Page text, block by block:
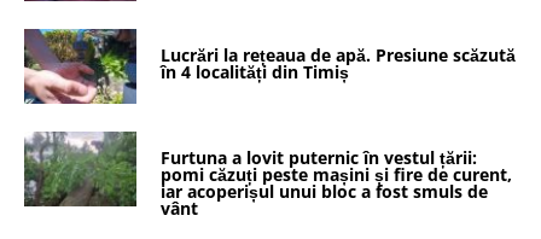
Lucrări la rețeaua de apă. Presiune scăzută
în 4 localități din Timiș
Furtuna a lovit puternic în vestul țării:
pomi căzuți peste mașini și fire de curent,
iar acoperișul unui bloc a fost smuls de
vânt